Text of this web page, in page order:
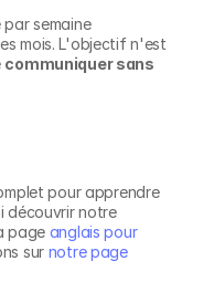
semaine
mois. L'objectif n'est
communiquer sans
pour apprendre
découvrir notre
page anglais pour
sur notre page